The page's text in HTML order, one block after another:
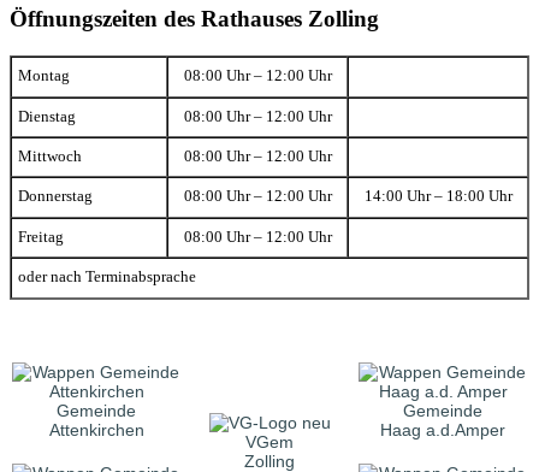
Öffnungszeiten des Rathauses Zolling
Montag 08:00 Uhr – 12:00 Uhr
Dienstag 08:00 Uhr – 12:00 Uhr
Mittwoch 08:00 Uhr – 12:00 Uhr
Donnerstag 08:00 Uhr – 12:00 Uhr 14:00 Uhr – 18:00 Uhr
Freitag 08:00 Uhr – 12:00 Uhr
oder nach Terminabsprache
Gemeinde
Attenkirchen
VGem
Zolling
Gemeinde
Haag a.d.Amper